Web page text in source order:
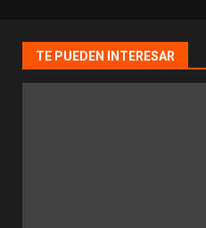
TE PUEDEN INTERESAR